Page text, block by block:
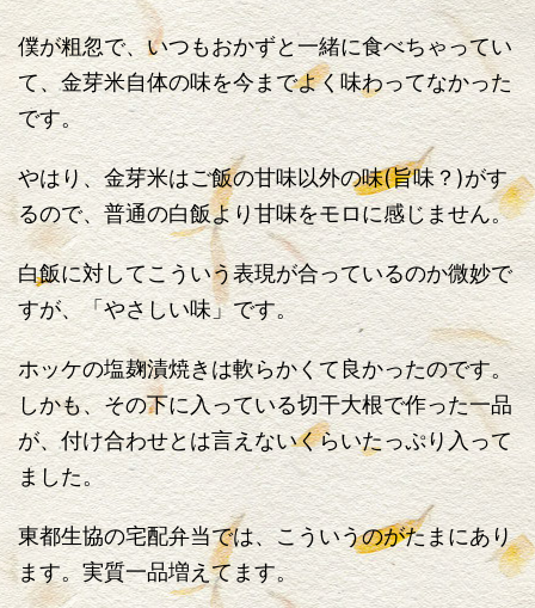
僕が粗忽で、いつもおかずと一緒に食べちゃってい
て、金芽米自体の味を今までよく味わってなかった
です。
やはり、金芽米はご飯の甘味以外の味(旨味？)がす
るので、普通の白飯より甘味をモロに感じません。
白飯に対してこういう表現が合っているのか微妙で
すが、「やさしい味」です。
ホッケの塩麹漬焼きは軟らかくて良かったのです。
しかも、その下に入っている切干大根で作った一品
が、付け合わせとは言えないくらいたっぷり入って
ました。
東都生協の宅配弁当では、こういうのがたまにあり
ます。実質一品増えてます。